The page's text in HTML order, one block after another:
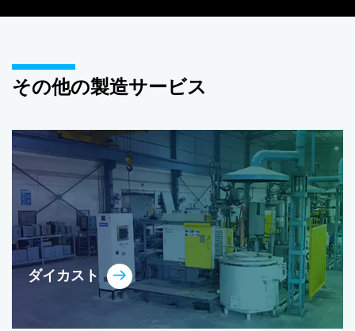
その他の製造サービス
板金加工